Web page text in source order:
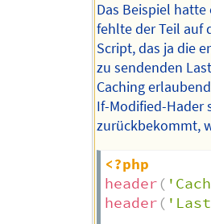
Das Beispiel
fehlte der Teil auf
Script, das ja die
zu sendenden
Caching
If-Modified-Hader
zurückbekommt,
<?php
header (
header (